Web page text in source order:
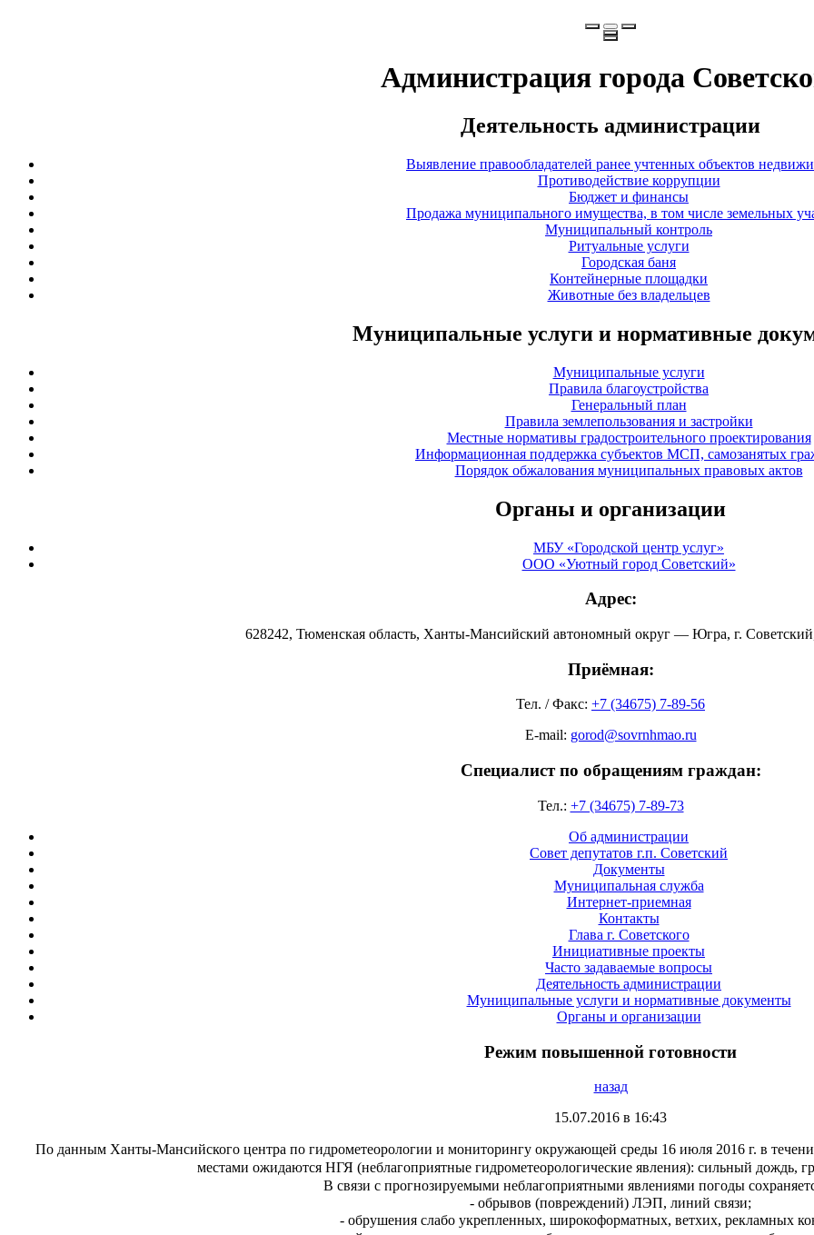
Администрация города
Деятельность администрации
Выявление правообладателей ранее учтенных объектов
Противодействие коррупции
Бюджет и финансы
Продажа муниципального имущества, в том числе земельных
Муниципальный контроль
Ритуальные услуги
Городская баня
Контейнерные площадки
Животные без владельцев
Муниципальные услуги и нормативные
Муниципальные услуги
Правила благоустройства
Генеральный план
Правила землепользования и застройки
Местные нормативы градостроительного проектирования
Информационная поддержка субъектов МСП, самозанятых
Порядок обжалования муниципальных правовых актов
Органы и организации
МБУ «Городской центр услуг»
ООО «Уютный город Советский»
Адрес:
628242, Тюменская область, Ханты-Мансийский автономный округ — Югра, г.
Приёмная:
Тел. / Факс: +7 (34675) 7-89-56
E-mail: gorod@sovrnhmao.ru
Специалист по обращениям граждан:
Тел.: +7 (34675) 7-89-73
Об администрации
Совет депутатов г.п. Советский
Документы
Муниципальная служба
Интернет-приемная
Контакты
Глава г. Советского
Инициативные проекты
Часто задаваемые вопросы
Деятельность администрации
Муниципальные услуги и нормативные документы
Органы и организации
Режим повышенной готовности
назад
15.07.2016 в 16:43
По данным Ханты-Мансийского центра по гидрометеорологии и мониторингу окружающей среды 16 июля 2016 г. в
местами ожидаются НГЯ (неблагоприятные гидрометеорологические явления): сильный дождь,
В связи с прогнозируемыми неблагоприятными явлениями погоды
- обрывов (повреждений) ЛЭП, линий связи;
- обрушения слабо укрепленных, широкоформатных, ветхих, рекламных